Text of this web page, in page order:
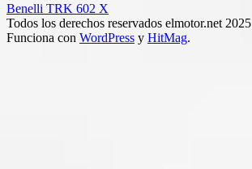
Benelli TRK 602 X
Todos los derechos reservados elmotor.net 2025
Funciona con WordPress y HitMag.